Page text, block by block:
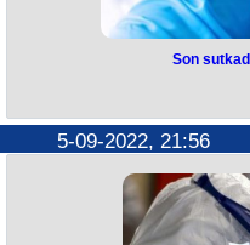
barədə Nazirlər
Məlumata görə, bir
həyata keçirilməyib. üç
sayı 4, pozitiv
Son
5-09-2022, 21:56